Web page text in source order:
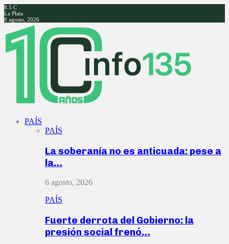
8.5 C
La Plata
8 agosto, 2026
Facebook
Twitter
Instagram
Youtube
PAÍS
PAÍS
La soberanía no es anticuada: pese a
la…
6 agosto, 2026
PAÍS
Fuerte derrota del Gobierno: la
presión social frenó…